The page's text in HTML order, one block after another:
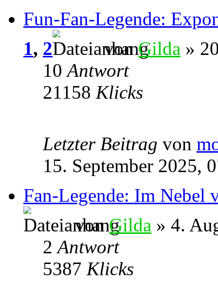
Fun-Fan-Legende:
1, 2 vonGilda »
10Antwort
21158 Klicks
Letzter Beitrag von
15. September 2025,
Fan-Legende: Im Nebel
vonGilda » 4.
2Antwort
5387 Klicks